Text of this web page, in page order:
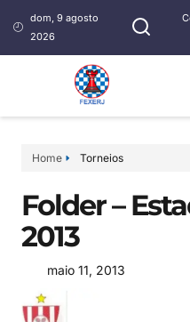
dom, 9 agosto
2026
Home Torneios
Folder –
2013
maio 11, 2013